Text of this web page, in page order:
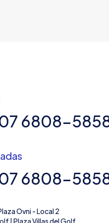
6808-
6808-
Ovni - Local 2
| Plaza Villas del Golf